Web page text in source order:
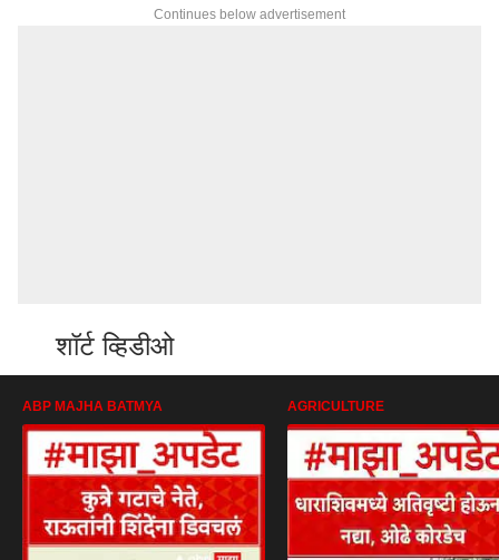
Continues below advertisement
शॉर्ट व्हिडीओ
ABP MAJHA BATMYA AGRICULTURE